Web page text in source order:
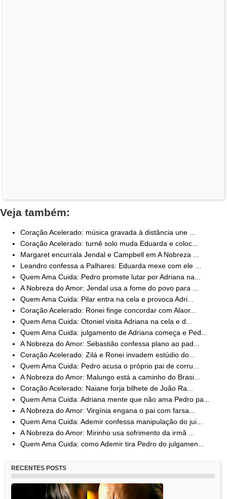
Veja também:
Coração Acelerado: música gravada à distância une ...
Coração Acelerado: turnê solo muda Eduarda e coloc...
Margaret encurrala Jendal e Campbell em A Nobreza ...
Leandro confessa a Palhares: Eduarda mexe com ele ...
Quem Ama Cuida: Pedro promete lutar por Adriana na...
A Nobreza do Amor: Jendal usa a fome do povo para ...
Quem Ama Cuida: Pilar entra na cela e provoca Adri...
Coração Acelerado: Ronei finge concordar com Alaor...
Quem Ama Cuida: Otoniel visita Adriana na cela e d...
Quem Ama Cuida: julgamento de Adriana começa e Ped...
A Nobreza do Amor: Sebastião confessa plano ao pad...
Coração Acelerado: Zilá e Ronei invadem estúdio do...
Quem Ama Cuida: Pedro acusa o próprio pai de corru...
A Nobreza do Amor: Malungo está a caminho do Brasi...
Coração Acelerado: Naiane forja bilhete de João Ra...
Quem Ama Cuida: Adriana mente que não ama Pedro pa...
A Nobreza do Amor: Virgínia engana o pai com farsa...
Quem Ama Cuida: Ademir confessa manipulação do jui...
A Nobreza do Amor: Mirinho usa sofrimento da irmã ...
Quem Ama Cuida: como Ademir tira Pedro do julgamen...
RECENTES POSTS